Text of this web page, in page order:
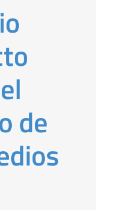
de